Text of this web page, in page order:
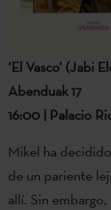
‘El Vasco’ (Jabi
Abenduak 17
16:00 | Palacio
Mikel ha
de un pariente
allí. Sin